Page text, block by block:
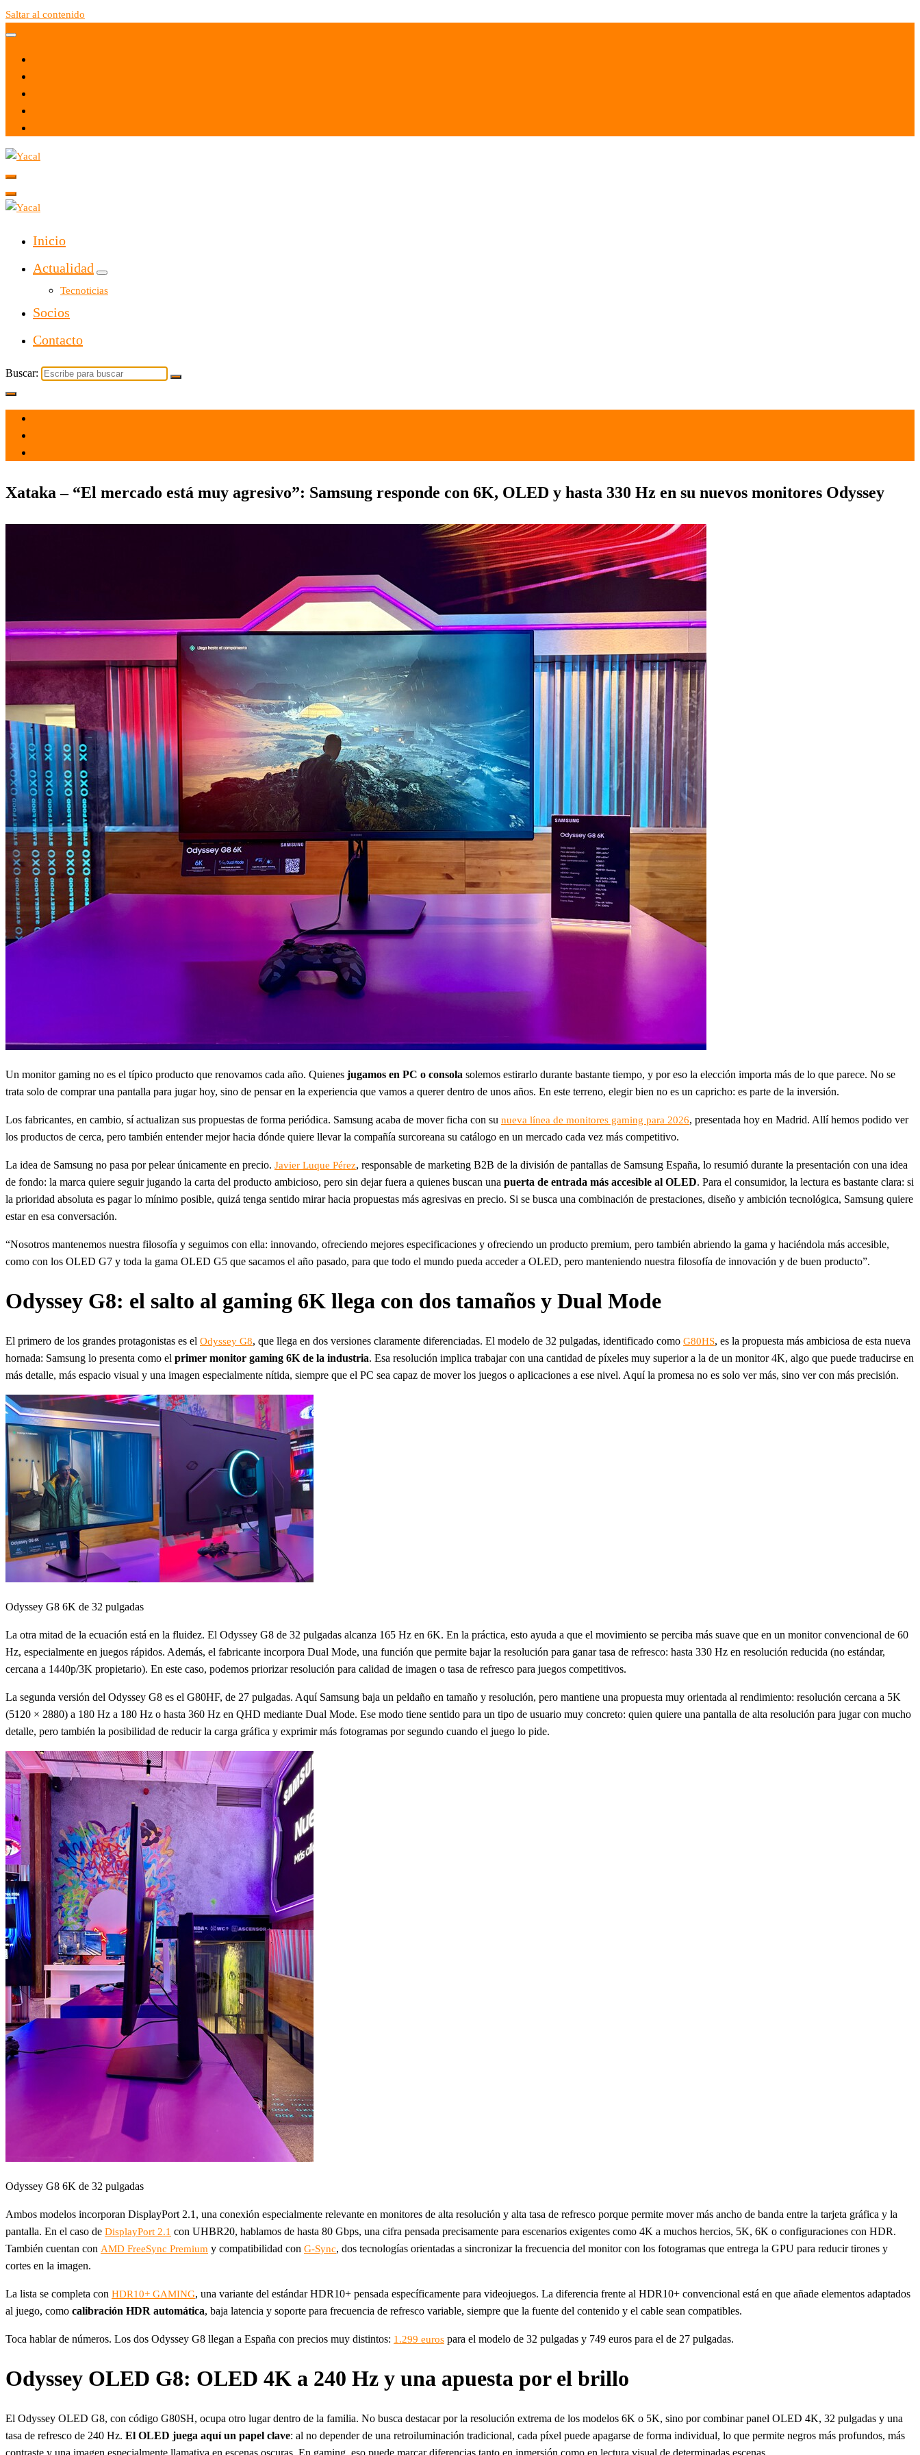
Saltar al contenido
Yacal micro hosting
Inicio
Actualidad
Tecnoticias
Socios
Contacto
Buscar:
Xataka – “El mercado está muy agresivo”: Samsung responde con 6K, OLED y hasta 330 Hz en su nuevos monitores Odyssey
Un monitor gaming no es el típico producto que renovamos cada año. Quienes jugamos en PC o consola solemos estirarlo durante bastante tiempo, y por eso la elección importa más de lo que parece. No se
trata solo de comprar una pantalla para jugar hoy, sino de pensar en la experiencia que vamos a querer dentro de unos años. En este terreno, elegir bien no es un capricho: es parte de la inversión.
Los fabricantes, en cambio, sí actualizan sus propuestas de forma periódica. Samsung acaba de mover ficha con su nueva línea de monitores gaming para 2026, presentada hoy en Madrid. Allí hemos podido ver
los productos de cerca, pero también entender mejor hacia dónde quiere llevar la compañía surcoreana su catálogo en un mercado cada vez más competitivo.
La idea de Samsung no pasa por pelear únicamente en precio. Javier Luque Pérez, responsable de marketing B2B de la división de pantallas de Samsung España, lo resumió durante la presentación con una idea
de fondo: la marca quiere seguir jugando la carta del producto ambicioso, pero sin dejar fuera a quienes buscan una puerta de entrada más accesible al OLED. Para el consumidor, la lectura es bastante clara: si
la prioridad absoluta es pagar lo mínimo posible, quizá tenga sentido mirar hacia propuestas más agresivas en precio. Si se busca una combinación de prestaciones, diseño y ambición tecnológica, Samsung quiere
estar en esa conversación.
“Nosotros mantenemos nuestra filosofía y seguimos con ella: innovando, ofreciendo mejores especificaciones y ofreciendo un producto premium, pero también abriendo la gama y haciéndola más accesible,
como con los OLED G7 y toda la gama OLED G5 que sacamos el año pasado, para que todo el mundo pueda acceder a OLED, pero manteniendo nuestra filosofía de innovación y de buen producto”.
Odyssey G8: el salto al gaming 6K llega con dos tamaños y Dual Mode
El primero de los grandes protagonistas es el Odyssey G8, que llega en dos versiones claramente diferenciadas. El modelo de 32 pulgadas, identificado como G80HS, es la propuesta más ambiciosa de esta nueva
hornada: Samsung lo presenta como el primer monitor gaming 6K de la industria. Esa resolución implica trabajar con una cantidad de píxeles muy superior a la de un monitor 4K, algo que puede traducirse en
más detalle, más espacio visual y una imagen especialmente nítida, siempre que el PC sea capaz de mover los juegos o aplicaciones a ese nivel. Aquí la promesa no es solo ver más, sino ver con más precisión.
Odyssey G8 6K de 32 pulgadas
La otra mitad de la ecuación está en la fluidez. El Odyssey G8 de 32 pulgadas alcanza 165 Hz en 6K. En la práctica, esto ayuda a que el movimiento se perciba más suave que en un monitor convencional de 60
Hz, especialmente en juegos rápidos. Además, el fabricante incorpora Dual Mode, una función que permite bajar la resolución para ganar tasa de refresco: hasta 330 Hz en resolución reducida (no estándar,
cercana a 1440p/3K propietario). En este caso, podemos priorizar resolución para calidad de imagen o tasa de refresco para juegos competitivos.
La segunda versión del Odyssey G8 es el G80HF, de 27 pulgadas. Aquí Samsung baja un peldaño en tamaño y resolución, pero mantiene una propuesta muy orientada al rendimiento: resolución cercana a 5K
(5120 × 2880) a 180 Hz a 180 Hz o hasta 360 Hz en QHD mediante Dual Mode. Ese modo tiene sentido para un tipo de usuario muy concreto: quien quiere una pantalla de alta resolución para jugar con mucho
detalle, pero también la posibilidad de reducir la carga gráfica y exprimir más fotogramas por segundo cuando el juego lo pide.
Odyssey G8 6K de 32 pulgadas
Ambos modelos incorporan DisplayPort 2.1, una conexión especialmente relevante en monitores de alta resolución y alta tasa de refresco porque permite mover más ancho de banda entre la tarjeta gráfica y la
pantalla. En el caso de DisplayPort 2.1 con UHBR20, hablamos de hasta 80 Gbps, una cifra pensada precisamente para escenarios exigentes como 4K a muchos hercios, 5K, 6K o configuraciones con HDR.
También cuentan con AMD FreeSync Premium y compatibilidad con G-Sync, dos tecnologías orientadas a sincronizar la frecuencia del monitor con los fotogramas que entrega la GPU para reducir tirones y
cortes en la imagen.
La lista se completa con HDR10+ GAMING, una variante del estándar HDR10+ pensada específicamente para videojuegos. La diferencia frente al HDR10+ convencional está en que añade elementos adaptados
al juego, como calibración HDR automática, baja latencia y soporte para frecuencia de refresco variable, siempre que la fuente del contenido y el cable sean compatibles.
Toca hablar de números. Los dos Odyssey G8 llegan a España con precios muy distintos: 1.299 euros para el modelo de 32 pulgadas y 749 euros para el de 27 pulgadas.
Odyssey OLED G8: OLED 4K a 240 Hz y una apuesta por el brillo
El Odyssey OLED G8, con código G80SH, ocupa otro lugar dentro de la familia. No busca destacar por la resolución extrema de los modelos 6K o 5K, sino por combinar panel OLED 4K, 32 pulgadas y una
tasa de refresco de 240 Hz. El OLED juega aquí un papel clave: al no depender de una retroiluminación tradicional, cada píxel puede apagarse de forma individual, lo que permite negros más profundos, más
contraste y una imagen especialmente llamativa en escenas oscuras. En gaming, eso puede marcar diferencias tanto en inmersión como en lectura visual de determinadas escenas.